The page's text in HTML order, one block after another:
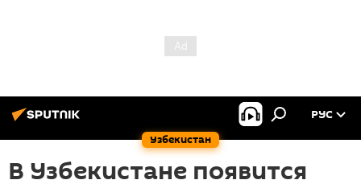
Узбекистан
РУС
В Узбекистане появится